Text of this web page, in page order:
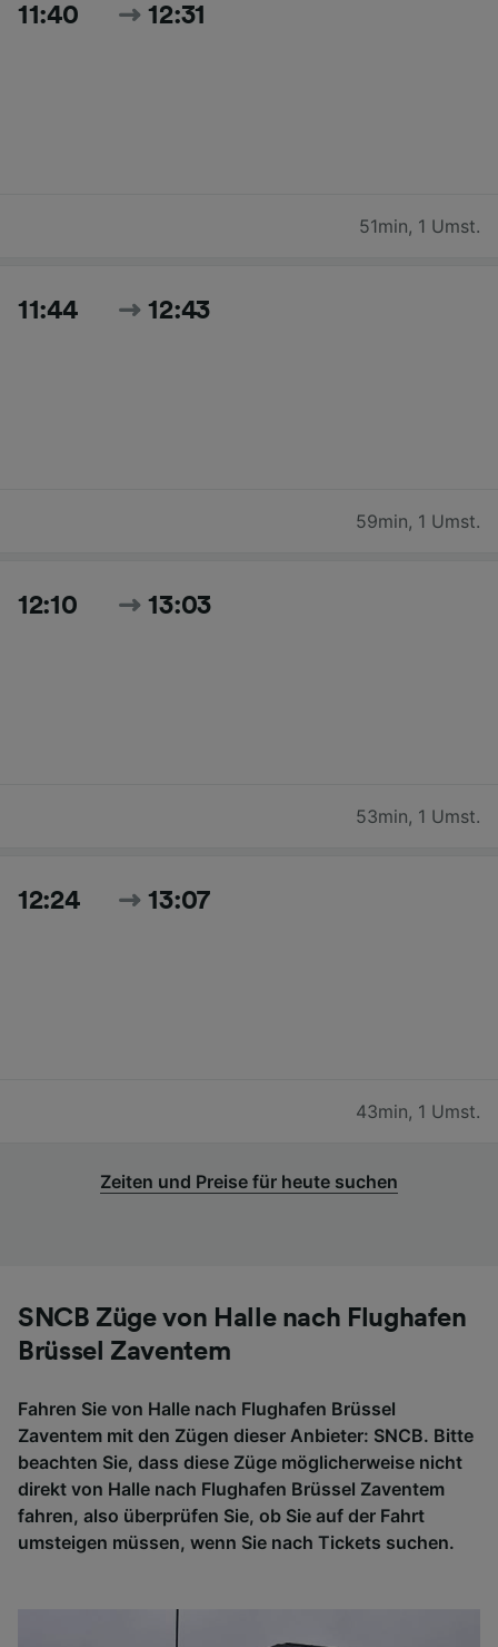
11:40 12:31
51min, 1 Umst.
11:44 12:43
59min, 1 Umst.
12:10 13:03
53min, 1 Umst.
12:24 13:07
43min, 1 Umst.
Zeiten und Preise für heute suchen
SNCB Züge von Halle nach Flughafen
Brüssel Zaventem
Fahren Sie von Halle nach Flughafen Brüssel
Zaventem mit den Zügen dieser Anbieter: SNCB. Bitte
beachten Sie, dass diese Züge möglicherweise nicht
direkt von Halle nach Flughafen Brüssel Zaventem
fahren, also überprüfen Sie, ob Sie auf der Fahrt
umsteigen müssen, wenn Sie nach Tickets suchen.